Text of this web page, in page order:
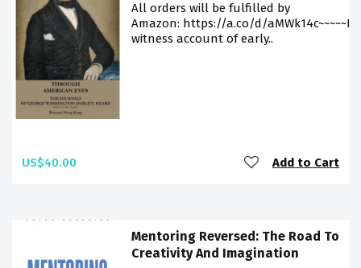
All orders will be fulfilled by
Amazon: https://a.co/d/
witness account of early..
US$40.00 Add to Cart
Mentoring Reversed: The Road To
Creativity And Imagination